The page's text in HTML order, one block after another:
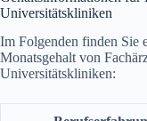
Universitätskliniken
Im Folgenden finden Sie
Monatsgehalt von
Universitätskliniken: